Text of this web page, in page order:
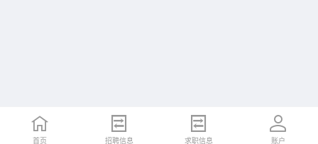
首页 招聘信息 求职信息 账户